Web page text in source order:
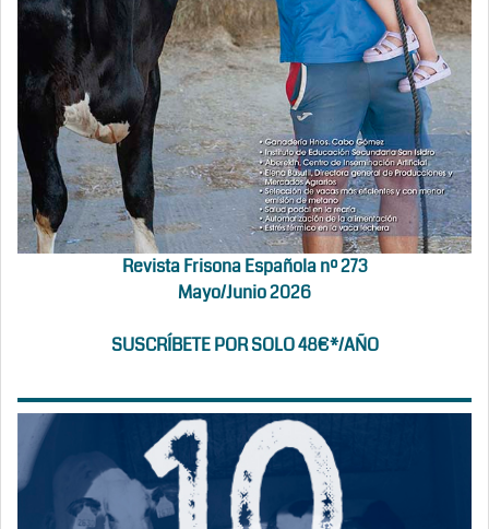
Revista Frisona Española nº 273
Mayo/Junio 2026
SUSCRÍBETE POR SOLO 48€*/AÑO